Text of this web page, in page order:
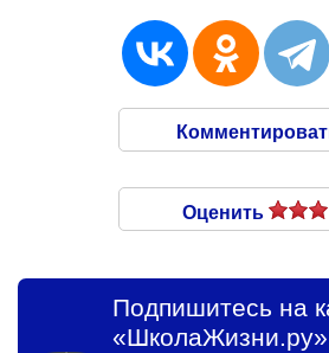
Оценить
Подпишитесь на